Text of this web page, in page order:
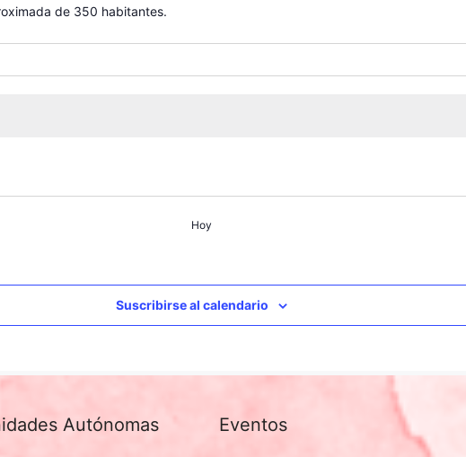
de 350 habitantes.
Hoy
Suscribirse al calendario
Autónomas Eventos